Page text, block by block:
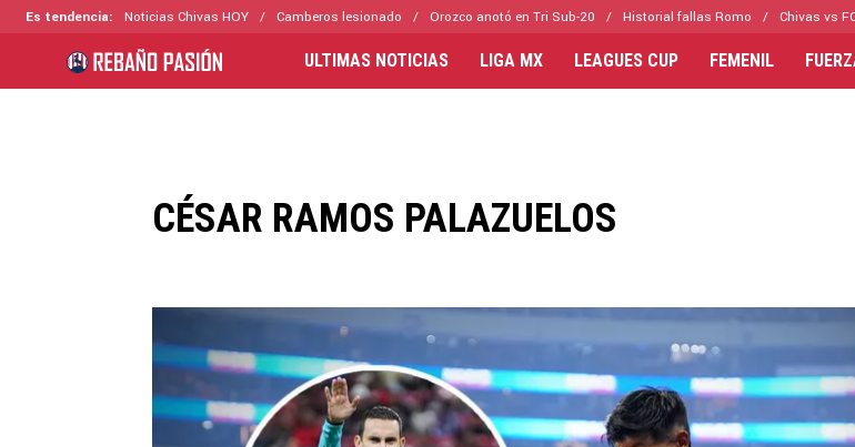
Es tendencia: Noticias Chivas HOY Camberos lesionado Orozco anotó en Tri Sub-20 Historial fallas Romo Chivas vs
ULTIMAS NOTICIAS LIGA MX LEAGUES CUP FEMENIL
CÉSAR RAMOS PALAZUELOS